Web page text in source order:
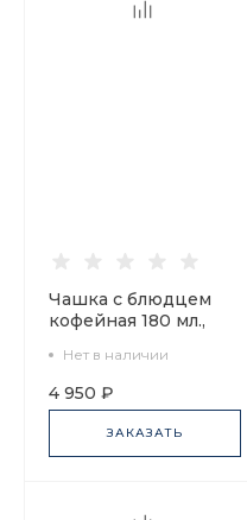
Чашка с блюдцем
кофейная 180 мл.,
рисунок Деревня на
озере арт.
81.15225.00.1
Нет в наличии
4 950 ₽
ЗАКАЗАТЬ